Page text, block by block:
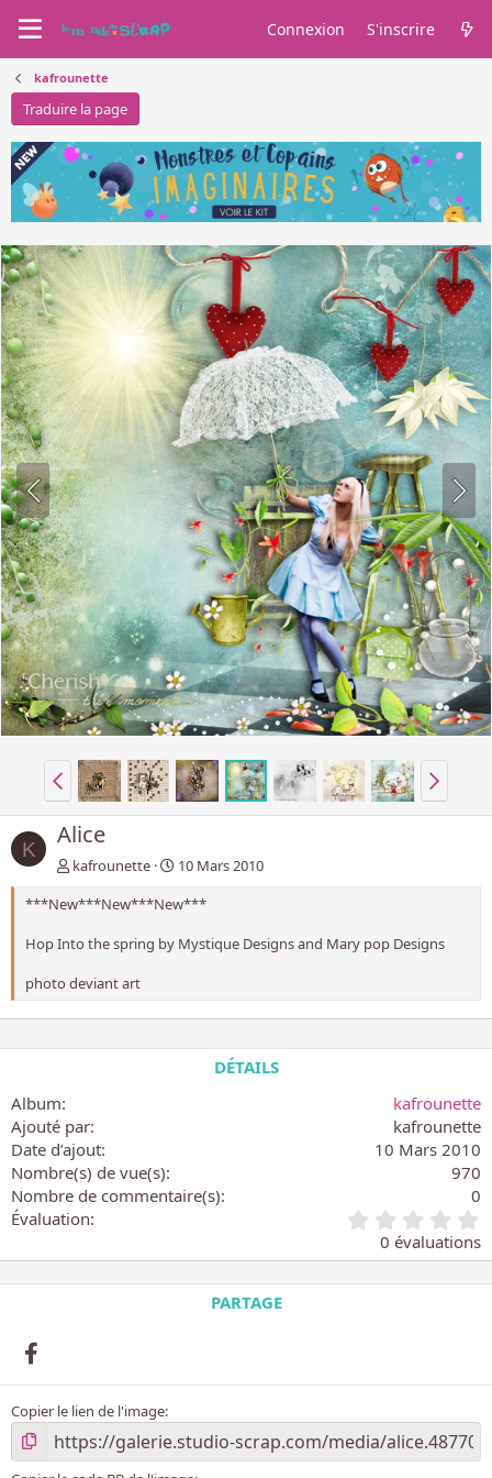
Connexion S'inscrire
kafrounette
Traduire la page
K Alice
kafrounette
10 Mars 2010
***New***New***New***
Hop Into the spring by Mystique Designs and Mary pop Designs
photo deviant art
DÉTAILS
Album
kafrounette
Ajouté par
kafrounette
Date d’ajout
10 Mars 2010
Nombre(s) de vue(s)
970
Nombre de commentaire(s)
0
Évaluation
.
0
0
)
0 évaluations
PARTAGE
Copier le lien de l'image